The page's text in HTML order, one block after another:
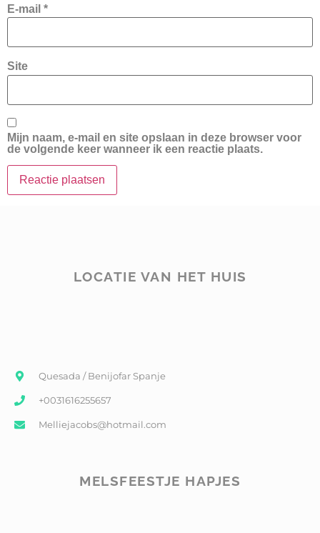
E-mail *
Site
Mijn naam, e-mail en site opslaan in deze browser voor
de volgende keer wanneer ik een reactie plaats.
LOCATIE VAN HET HUIS
Quesada / Benijofar Spanje
+0031616255657
Melliejacobs@hotmail.com
MELSFEESTJE HAPJES